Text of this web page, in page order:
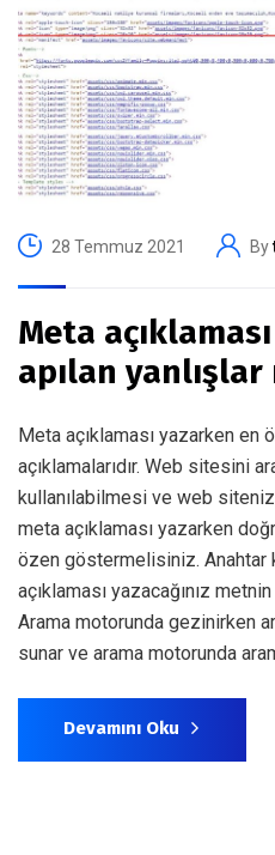
28 Temmuz 2021 By
Meta
apılan yanlışlar
Meta açıklaması yazarken en
açıklamalarıdır. Web sitesini
kullanılabilmesi ve web
meta açıklaması yazarken
özen göstermelisiniz. Anahtar
açıklaması yazacağınız
Arama motorunda gezinirken
sunar ve arama motorunda
Devamını Oku